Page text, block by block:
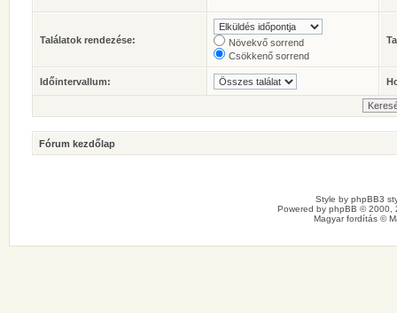
Találatok rendezése:
Növekvő sorrend
Csökkenő sorrend
Időintervallum:
Fórum kezdőlap
Style by phpBB3
Powered by phpBB © 2000,
Magyar fordítás ©